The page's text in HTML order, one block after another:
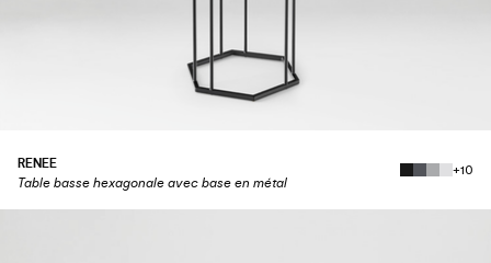
RENEE
Table basse hexagonale avec base en métal
+10